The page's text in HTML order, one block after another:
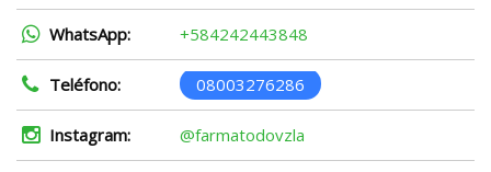
WhatsApp: +584242443848
Teléfono: 08003276286
Instagram: @farmatodovzla